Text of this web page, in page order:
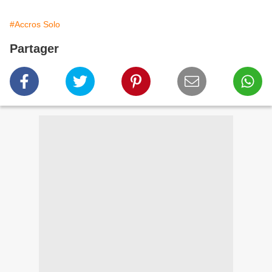
#Accros Solo
Partager